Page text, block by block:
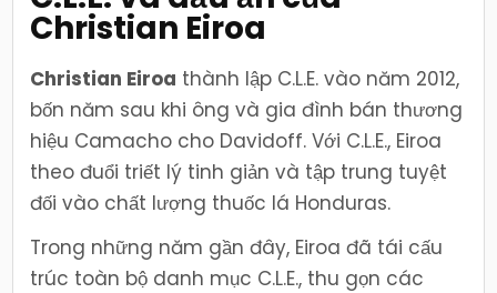
Christian Eiroa
Christian Eiroa thành lập C.L.E. vào năm 2012,
bốn năm sau khi ông và gia đình bán thương
hiệu Camacho cho Davidoff. Với C.L.E., Eiroa
theo đuổi triết lý tinh giản và tập trung tuyệt
đối vào chất lượng thuốc lá Honduras.
Trong những năm gần đây, Eiroa đã tái cấu
trúc toàn bộ danh mục C.L.E., thu gọn các